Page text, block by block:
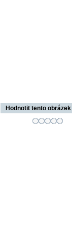
Hodnotit tento obrázek